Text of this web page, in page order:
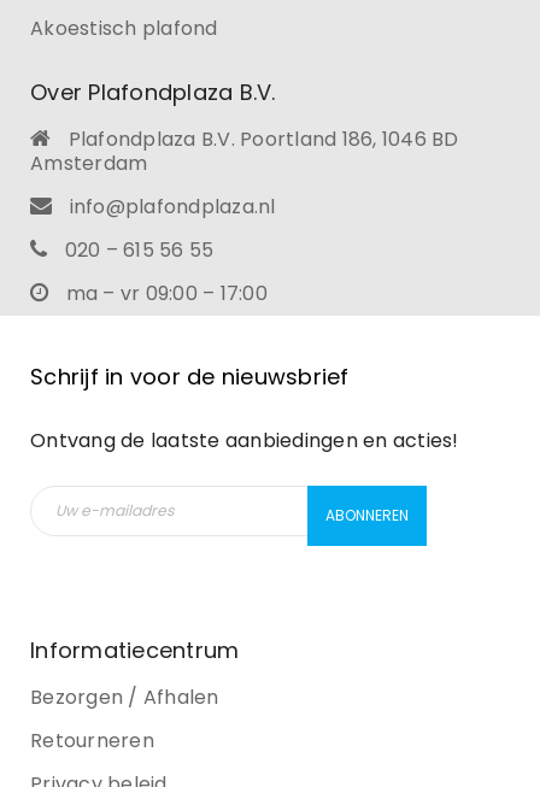
Akoestisch plafond
Over Plafondplaza B.V.
Plafondplaza B.V. Poortland 186, 1046 BD
Amsterdam
info@plafondplaza.nl
020 – 615 56 55
ma – vr 09:00 – 17:00
Schrijf in voor de nieuwsbrief
Ontvang de laatste aanbiedingen en acties!
Informatiecentrum
Bezorgen / Afhalen
Retourneren